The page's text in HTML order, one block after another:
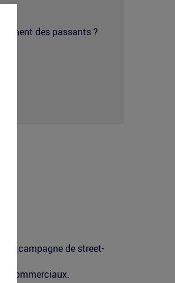
des passants ?
campagne de street-
commerciaux.